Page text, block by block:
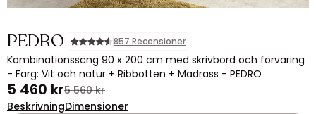
PEDRO 857 Recensioner
Kombinationssäng 90 x 200 cm med skrivbord och förvaring
- Färg: Vit och natur + Ribbotten + Madrass - PEDRO
5 460 kr5 560 kr
BeskrivningDimensioner